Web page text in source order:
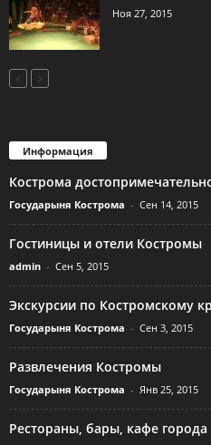
Ноя 27, 2015
Информация
Кострома
Государыня Кострома - Сен 14, 2015
Гостиницы и отели Костромы
admin - Сен 5, 2015
Экскурсии по Костромскому
Государыня Кострома - Сен 3, 2015
Развлечения Костромы
Государыня Кострома - Янв 25, 2015
Рестораны, бары, кафе